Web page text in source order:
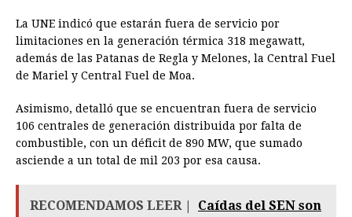
La UNE indicó que estarán fuera de servicio por
limitaciones en la generación térmica 318 megawatt,
además de las Patanas de Regla y Melones, la Central Fuel
de Mariel y Central Fuel de Moa.
Asimismo, detalló que se encuentran fuera de servicio
106 centrales de generación distribuida por falta de
combustible, con un déficit de 890 MW, que sumado
asciende a un total de mil 203 por esa causa.
RECOMENDAMOS LEER |
Caídas del SEN son